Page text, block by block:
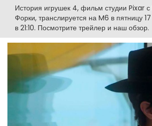
История игрушек 4, фильм студии Pixar
Форки, транслируется на M6 в пятницу
в 21:10. Посмотрите трейлер и наш обзор.